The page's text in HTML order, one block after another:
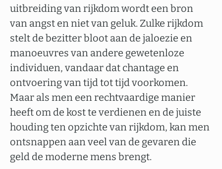
uitbreiding van rijkdom wordt een bron
van angst en niet van geluk. Zulke rijkdom
stelt de bezitter bloot aan de jaloezie en
manoeuvres van andere gewetenloze
individuen, vandaar dat chantage en
ontvoering van tijd tot tijd voorkomen.
Maar als men een rechtvaardige manier
heeft om de kost te verdienen en de juiste
houding ten opzichte van rijkdom, kan men
ontsnappen aan veel van de gevaren die
geld de moderne mens brengt.